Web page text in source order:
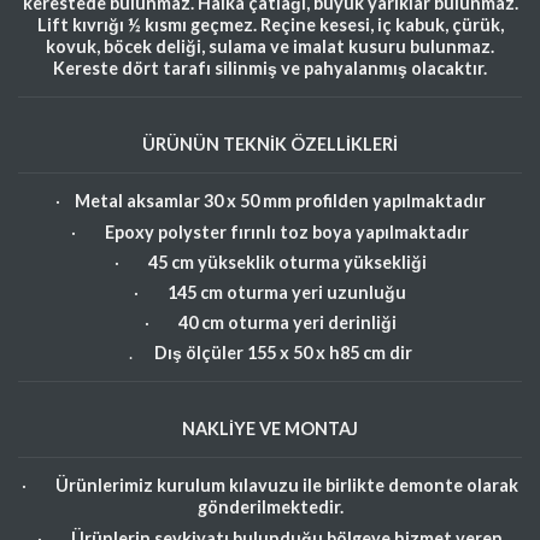
Lift kıvrığı ½ kısmı geçmez. Reçine kesesi, iç kabuk, çürük,
kovuk, böcek deliği, sulama ve imalat kusuru bulunmaz.
Kereste dört tarafı silinmiş ve pahyalanmış olacaktır.
ÜRÜNÜN TEKNİK ÖZELLİKLERİ
· Metal aksamlar 30 x 50 mm profilden yapılmaktadır
· Epoxy polyster fırınlı toz boya yapılmaktadır
· 45 cm yükseklik oturma yüksekliği
· 145 cm oturma yeri uzunluğu
· 40 cm oturma yeri derinliği
.
Dış ölçüler 155 x 50 x h85 cm dir
NAKLİYE VE MONTAJ
· Ürünlerimiz kurulum kılavuzu ile birlikte demonte olarak
gönderilmektedir.